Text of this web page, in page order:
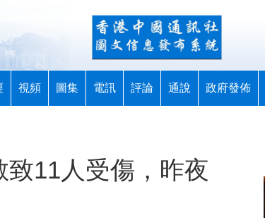
視頻 圖集 電訊 評論 通說 政府發佈
11人受傷，昨夜